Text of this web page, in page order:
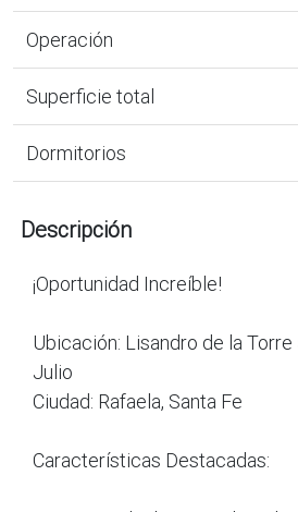
Operación
Superficie total
Dormitorios
Descripción
¡Oportunidad Increíble!
Ubicación: Lisandro de la
Julio
Ciudad: Rafaela, Santa Fe
Características Destacadas: